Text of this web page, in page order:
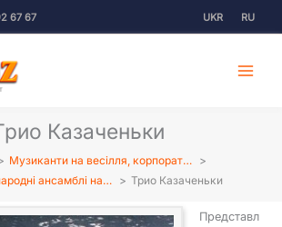
67 67 UKR RU
Казаченьки
Музиканти на весілля, корпорат…
ансамблі на…
Трио Казаченьки
Представл